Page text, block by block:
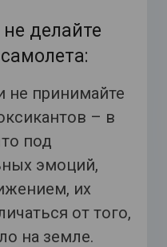
делайте
не принимайте
– в
под
эмоций,
их
от того,
на земле.